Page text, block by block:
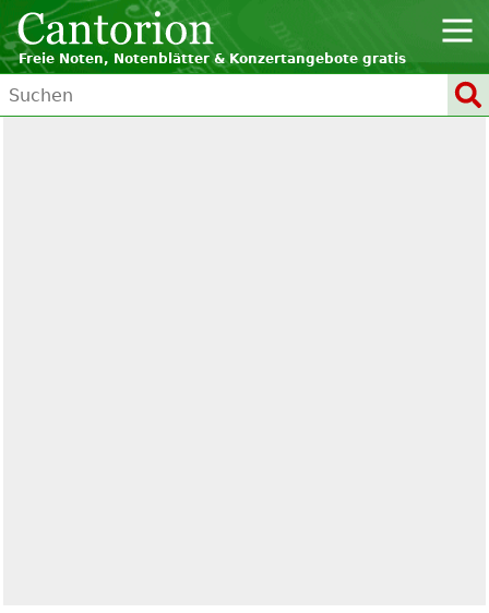
Freie Noten, Notenblätter & Konzertangebote gratis